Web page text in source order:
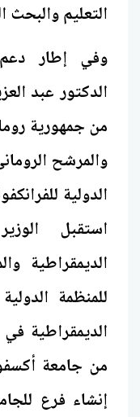
التعليم
وفي إطار دعم
الدكتور عبد
من جمهورية
والمرشح
الدولية
استقبل
الديمقراطية
للمنظمة
الديمقراطية
من جامعة
إنشاء فرع